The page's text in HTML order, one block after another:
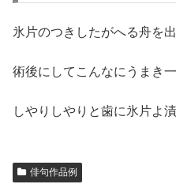
氷片のつきしたがへる舟を
術後にしてこんなにうまき
しやりしやりと歯に氷片よ
俳句作品例